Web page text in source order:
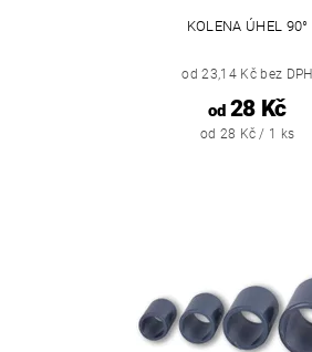
KOLENA ÚHEL 90°
od 23,14 Kč bez DPH
od28 Kč
od 28 Kč / 1 ks